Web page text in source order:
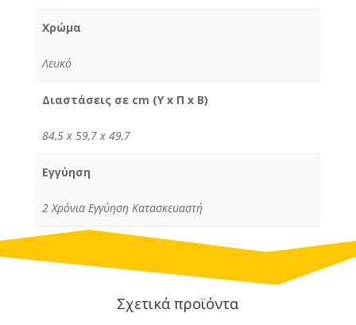
Χρώμα
Λευκό
Διαστάσεις σε cm (Υ x Π x Β)
84,5 x 59,7 x 49,7
Εγγύηση
2 Χρόνια Εγγύηση Κατασκευαστή
Σχετικά προϊόντα